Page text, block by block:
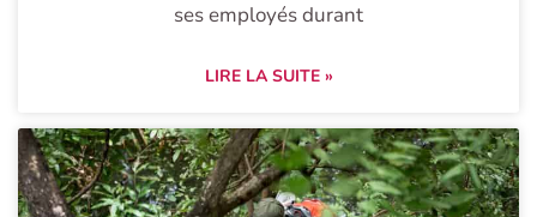
ses employés durant
LIRE LA SUITE »